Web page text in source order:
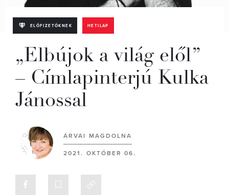
ELŐFIZETŐKNEK HETILAP
„Elbújok a világ elől”
– Címlapinterjú Kulka
Jánossal
ÁRVAI MAGDOLNA
2021. OKTÓBER 06.